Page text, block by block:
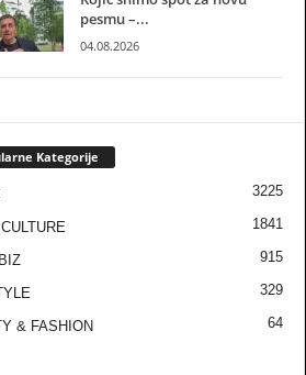
pesmu –...
04.08.2026
Kategorije
3225
1841
915
329
& FASHION 64